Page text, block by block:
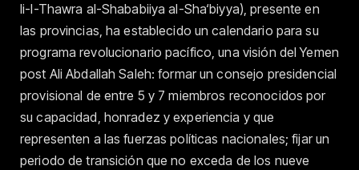
li-l-Thawra al-Shababiiya al-Sha‘biyya), presente en
las provincias, ha establecido un calendario para su
programa revolucionario pacífico, una visión del Yemen
post Ali Abdallah Saleh: formar un consejo presidencial
provisional de entre 5 y 7 miembros reconocidos por
su capacidad, honradez y experiencia y que
representen a las fuerzas políticas nacionales; fijar un
periodo de transición que no exceda de los nueve